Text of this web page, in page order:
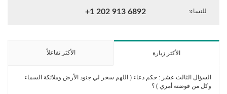
للنساء: +1 202 913 6892
الأكثر زيارة الأكثر تفاعلاً
السؤال الثالث عشر : حكم دعاء ( اللهم سخر لي جنود الأرض وملائكة السماء
وكل من فوضته أمري ) ؟